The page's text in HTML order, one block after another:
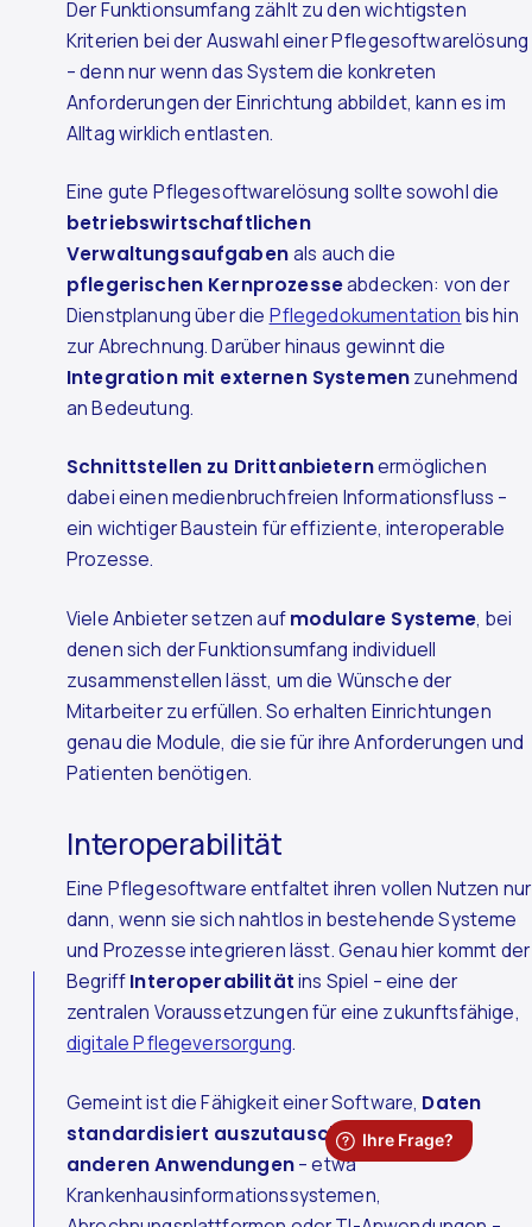
Der Funktionsumfang zählt zu den wichtigsten
Kriterien bei der Auswahl einer Pflegesoftwarelösung
– denn nur wenn das System die konkreten
Anforderungen der Einrichtung abbildet, kann es im
Alltag wirklich entlasten.
Eine gute Pflegesoftwarelösung sollte sowohl die
betriebswirtschaftlichen
Verwaltungsaufgabenals auch die
pflegerischen Kernprozesseabdecken: von der
Dienstplanung über die Pflegedokumentation bis hin
zur Abrechnung. Darüber hinaus gewinnt die
Integration mit externen Systemenzunehmend
an Bedeutung.
Schnittstellen zu Drittanbieternermöglichen
dabei einen medienbruchfreien Informationsfluss –
ein wichtiger Baustein für effiziente, interoperable
Prozesse.
Viele Anbieter setzen aufmodulare Systeme, bei
denen sich der Funktionsumfang individuell
zusammenstellen lässt, um die Wünsche der
Mitarbeiter zu erfüllen. So erhalten Einrichtungen
genau die Module, die sie für ihre Anforderungen und
Patienten benötigen.
Interoperabilität
Eine Pflegesoftware entfaltet ihren vollen Nutzen nur
dann, wenn sie sich nahtlos in bestehende Systeme
und Prozesse integrieren lässt. Genau hier kommt der
BegriffInteroperabilitätins Spiel – eine der
zentralen Voraussetzungen für eine zukunftsfähige,
digitale Pflegeversorgung.
Gemeint ist die Fähigkeit einer Software, Daten
standardisiert auszutauschen und mit
anderen Anwendungen– etwa
Krankenhausinformationssystemen,